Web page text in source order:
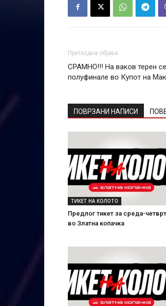
Претходна објава
СРАМНО!!! На ваков терен
полуфинале во Купот на
ПОВРЗАНИ НАПИСИ
ТИКЕТ НА КОЛОТО
Предлог тикет за среда-
во Златна копачка